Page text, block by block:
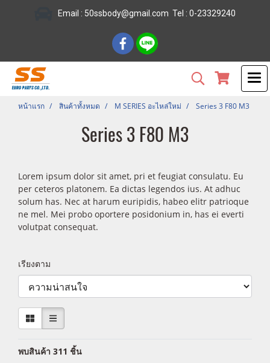
Email : 50ssbody@gmail.com Tel : 0-23329240
หน้าแรก สินค้าทั้งหมด M SERIES อะไหล่ใหม่ Series 3 F80 M3
Series 3 F80 M3
Lorem ipsum dolor sit amet, pri et feugiat consulatu. Eu
per ceteros platonem. Ea dictas legendos ius. At adhuc
solum has. Nec at harum euripidis, habeo elitr patrioque
ne mel. Mei probo oportere posidonium in, has ei everti
volutpat consequat.
เรียงตาม
พบสินค้า 311 ชิ้น